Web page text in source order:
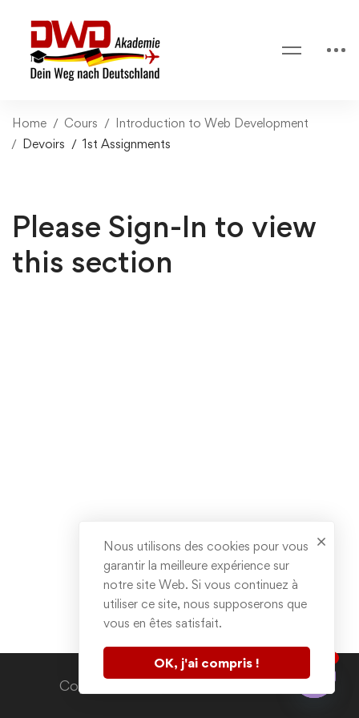
Home Cours
Introduction to Web Development
Devoirs
1st Assignments
Please Sign-In to view
this section
Copyright © 2020. All rights reserved.
Nous utilisons des cookies pour vous
garantir la meilleure expérience sur
notre site Web. Si vous continuez à
utiliser ce site, nous supposerons que
vous en êtes satisfait.
OK, j'ai compris !
Contactez nous